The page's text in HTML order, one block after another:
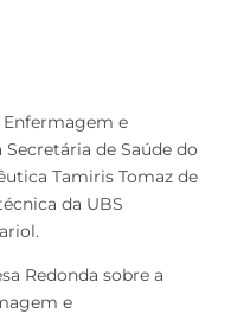
Enfermagem e
de Saúde do
Tamiris Tomaz de
da UBS
Redonda sobre a
e